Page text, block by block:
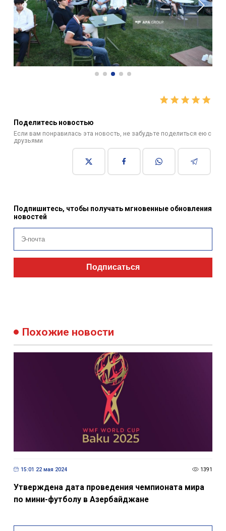
Поделитесь новостью
Если вам понравилась эта новость, не забудьте поделиться ею с
друзьями
Подпишитесь, чтобы получать мгновенные обновления
новостей
Подписаться
Похожие новости
15:01 22 мая 2024 1391
Утверждена дата проведения чемпионата мира
по мини-футболу в Азербайджане